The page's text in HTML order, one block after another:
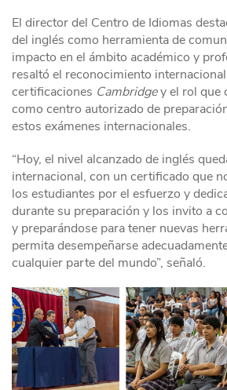
El director del Centro de Idiomas
del inglés como herramienta de
impacto en el ámbito académico y
resaltó el reconocimiento
certificaciones Cambridgey el rol que
como centro autorizado de
estos exámenes internacionales.
“Hoy, el nivel alcanzado de inglés
internacional, con un certificado que
los estudiantes por el esfuerzo y
durante su preparación y los invito a
y preparándose para tener nuevas
permita desempeñarse
cualquier parte del mundo”, señaló.